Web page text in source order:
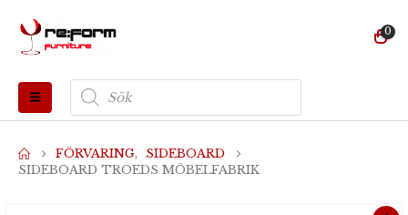
0
Produktsökning
FÖRVARING,
SIDEBOARD
SIDEBOARD TROEDS MÖBELFABRIK